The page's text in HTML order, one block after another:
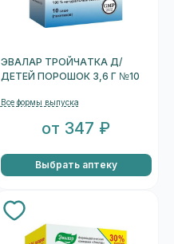
ЭВАЛАР ТРОЙЧАТКА Д/
ДЕТЕЙ ПОРОШОК 3,6 Г №10
Все формы выпуска
от 347 ₽
Выбрать аптеку